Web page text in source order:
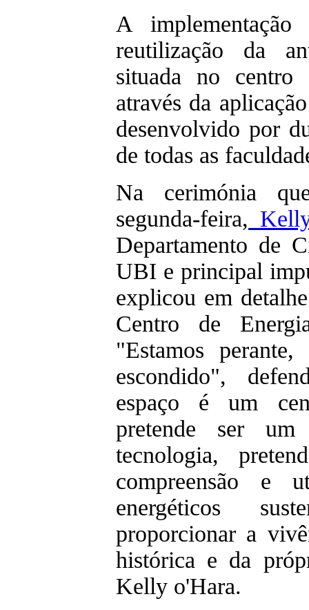
A
reutilização da
situada no
através da
desenvolvido por
de todas as
Na cerimónia
segunda-feira,
Departamento de
UBI e principal
explicou em
Centro de
"Estamos
escondido",
espaço é um
pretende ser
tecnologia,
compreensão e
energéticos
proporcionar a
histórica e da
Kelly o'Hara.